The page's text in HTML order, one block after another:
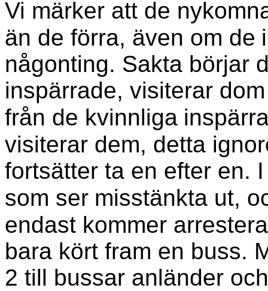
Vi märker att de
än de förra, även om de
någonting. Sakta börjar
inspärrade, visiterar
från de kvinnliga
visiterar dem, detta
fortsätter ta en efter en.
som ser misstänkta ut,
endast kommer
bara kört fram en buss.
2 till bussar anländer